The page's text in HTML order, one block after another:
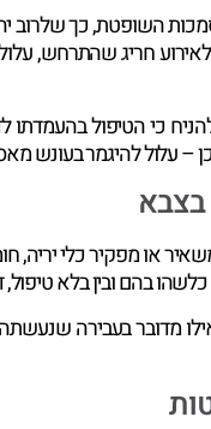
השופטת, כך שלרוב
ועד לאירוע חריג
כי הטיפול
– עלול להיגמר בעונש
בצבא
תשל"ז – 1977, נקבע כי
בהם ובין בלא
מדובר בעבירה